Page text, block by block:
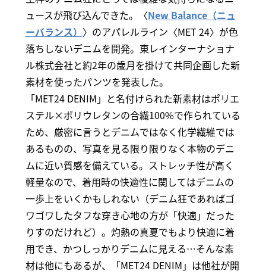
ュースが飛び込んできた。〈New Balance（ニュ
ーバランス） 〉のアパレルライン〈MET 24〉が色
落ちしないデニムを開発。東レインターナショナ
ル株式会社と約2年の歳月を掛けて共同企画した新
素材を使ったパンツを発表した。
「MET24 DENIM」と名付けられた新素材はポリエ
ステル×ポリウレタンの合繊100%で作られている
ため、厳密に言うとデニムではなく化学繊維では
あるものの、写真を見る限り限りなく本物のデニ
ムに近い質感を備えている。ストレッチ性が高く
軽量なので、着用時の快適性に関してはデニムの
一歩上をいくかもしれない（デニム狂であればゴ
ワゴワしたタフな穿き心地の方が「快適」だった
りすのだけれど）。灼熱の真夏でもより快適に着
用でき、かつしっかりデニムに見える…そんな素
材は他にもあるが、「MET24 DENIM」は他社が開